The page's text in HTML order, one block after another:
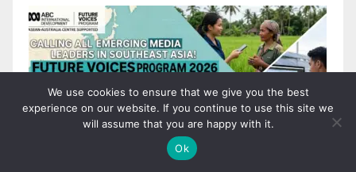
We use cookies to ensure that we give you the best
experience on our website. If you continue to use this site we
will assume that you are happy with it.
Ok